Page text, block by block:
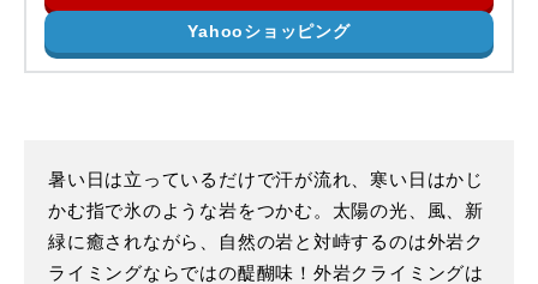
Yahooショッピング
暑い日は立っているだけで汗が流れ、寒い日はかじ
かむ指で氷のような岩をつかむ。太陽の光、風、新
緑に癒されながら、自然の岩と対峙するのは外岩ク
ライミングならではの醍醐味！外岩クライミングは